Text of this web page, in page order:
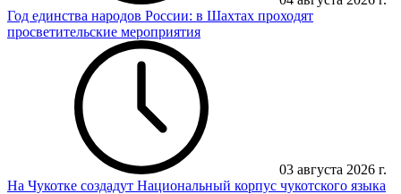
Год единства народов России: в Шахтах проходят
просветительские мероприятия
03 августа 2026 г.
На Чукотке создадут Национальный корпус чукотского языка